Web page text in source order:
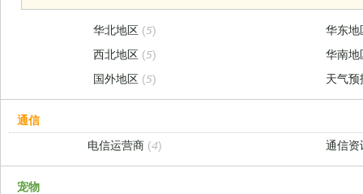
华北地区 (5)
华东
西北地区 (5)
华南
国外地区 (5) 天气
通信
电信运营商 (4) 通信
宠物